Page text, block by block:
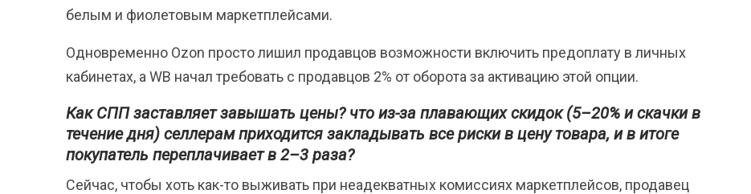
белым и фиолетовым маркетплейсами.
Одновременно Ozon просто лишил продавцов возможности включить предоплату в личных
кабинетах, а WB начал требовать с продавцов 2% от оборота за активацию этой опции.
Как СПП заставляет завышать цены?что из-за плавающих скидок (5–20% и скачки в
течение дня) селлерам приходится закладывать все риски в цену товара, и в итоге
покупатель переплачивает в 2–3 раза?
Сейчас, чтобы хоть как-то выживать при неадекватных комиссиях маркетплейсов, продавец